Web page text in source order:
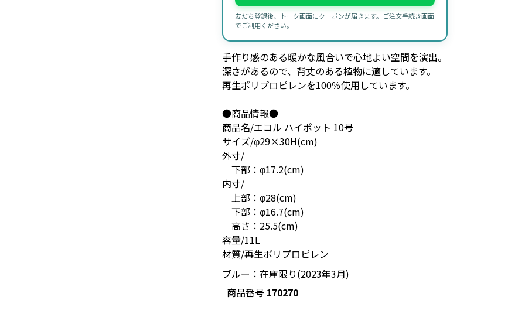
友だち登録後、トーク画面にクーポンが届きます。ご注文手続き画面
でご利用ください。
手作り感のある暖かな風合いで心地よい空間を演出。
深さがあるので、背丈のある植物に適しています。
再生ポリプロピレンを100％使用しています。
●商品情報●
商品名/エコル ハイポット 10号
サイズ/φ29×30H(cm)
外寸/
下部：φ17.2(cm)
内寸/
上部：φ28(cm)
下部：φ16.7(cm)
高さ：25.5(cm)
容量/11L
材質/再生ポリプロピレン
ブルー：在庫限り(2023年3月)
商品番号 170270